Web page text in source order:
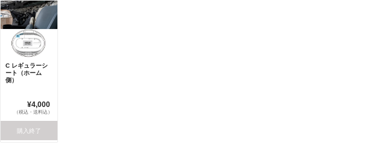
C レギュラーシ
ート（ホーム
側）
¥4,000
（税込・送料込）
購入終了